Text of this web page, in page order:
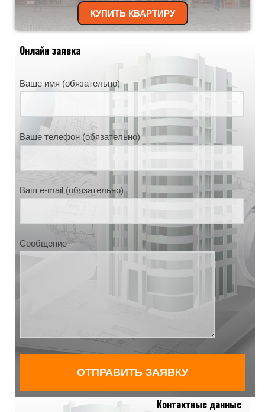
КУПИТЬ КВАРТИРУ
Онлайн заявка
Ваше имя (обязательно)
Ваше телефон (обязательно)
Ваш e-mail (обязательно)
Сообщение
Контактные данные